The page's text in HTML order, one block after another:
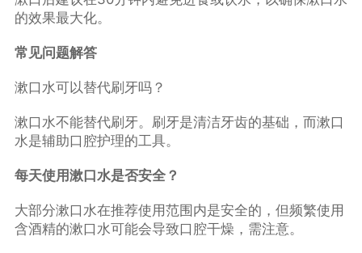
的效果最大化。
常见问题解答
漱口水可以替代刷牙吗？
漱口水不能替代刷牙。刷牙是清洁牙齿的基础，而漱口
水是辅助口腔护理的工具。
每天使用漱口水是否安全？
大部分漱口水在推荐使用范围内是安全的，但频繁使用
含酒精的漱口水可能会导致口腔干燥，需注意。